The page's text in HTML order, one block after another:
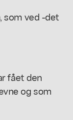
som ved -det
fået den
og som